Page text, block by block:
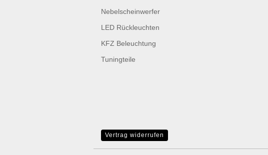
Nebelscheinwerfer
LED Rückleuchten
KFZ Beleuchtung
Tuningteile
Vertrag widerrufen